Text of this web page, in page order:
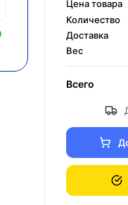
Цена товара
Количество
Доставка
Вес
Всего